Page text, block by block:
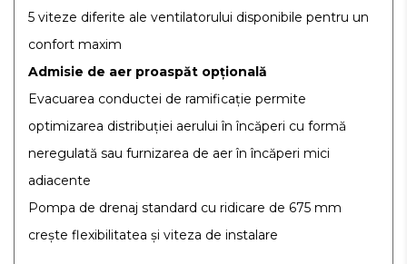
5 viteze diferite ale ventilatorului disponibile pentru un
confort maxim
Admisie de aer proaspăt opțională
Evacuarea conductei de ramificație permite
optimizarea distribuției aerului în încăperi cu formă
neregulată sau furnizarea de aer în încăperi mici
adiacente
Pompa de drenaj standard cu ridicare de 675 mm
crește flexibilitatea și viteza de instalare